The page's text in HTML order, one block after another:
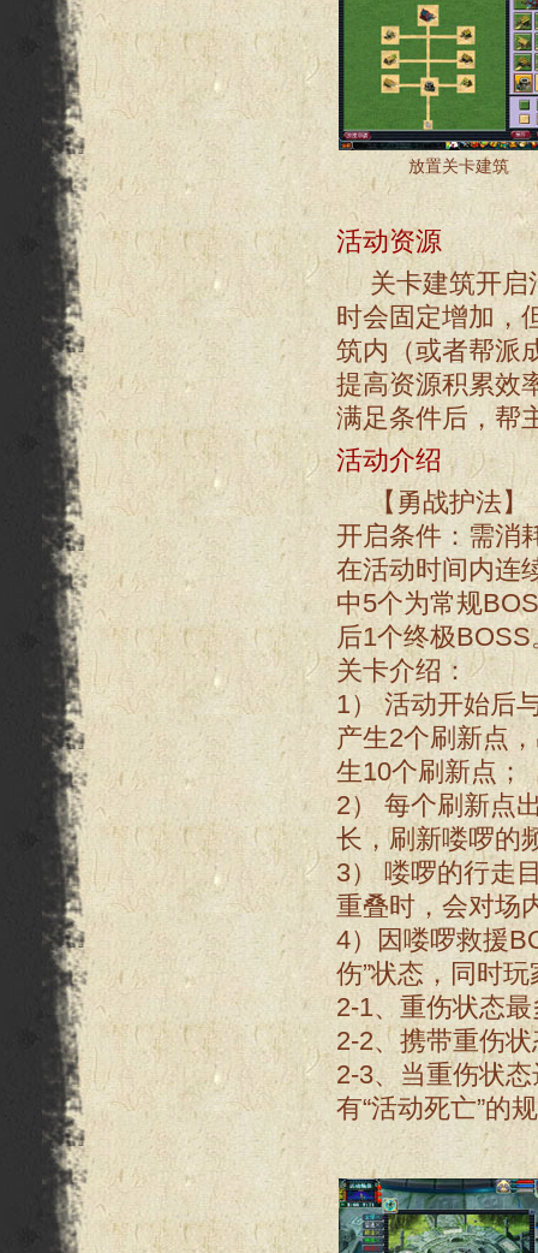
放置关卡建筑
活动资源
关卡建筑开
时会固定增加，
筑内（或者帮派
提高资源积累效
满足条件后，帮
活动介绍
【勇战护法】
开启条件：需消
在活动时间内连
中5个为常规
后1个终极BOSS
关卡介绍：
1） 活动开始后
产生2个刷新点
生10个刷新点；
2） 每个刷新点
长，刷新喽啰的
3） 喽啰的行走
重叠时，会对场
4）因喽啰救援
伤”状态，同时
2-1、重伤状态
2-2、携带重伤
2-3、当重伤状
有“活动死亡”的